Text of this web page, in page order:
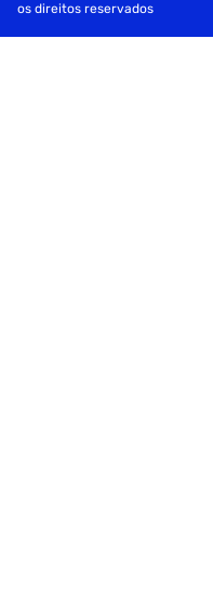
os direitos reservados